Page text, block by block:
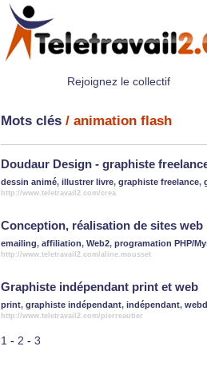
Rejoignez le collectif
Mots clés / animation flash
Doudaur Design - graphiste
dessin animé, illustrer livre, graphiste freelance,
http://www.teletravail2.com/crea
Conception, réalisation de sites web
emailing, affiliation, Web2, programation PHP/
http://www.teletravail2.com/aline.mousset
Graphiste indépendant print et web
print, graphiste indépendant, indépendant,
http://www.teletravail2.com/pierreautier
1 - 2 - 3